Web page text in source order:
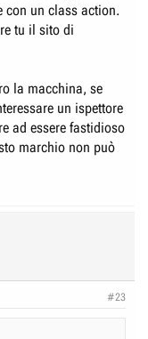
con un class action.
tu il sito di
la macchina, se
un ispettore
ad essere fastidioso
marchio non può
#23